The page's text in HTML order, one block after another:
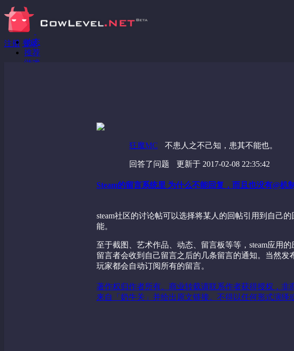
注册 登录
动态
推荐
游戏
狂魔MC 不患人之不己知，患其不能也。
回答了问题 更新于 2017-02-08 22:35:42
Steam的留言系统里 为什么不能回复，而且也没有@机
steam社区的讨论帖可以选择将某人的回帖引用到自己
能。
至于截图、艺术作品、动态、留言板等等，steam应用
留言者会收到自己留言之后的几条留言的通知。当然发
玩家都会自动订阅所有的留言。
著作权归作者所有。商业转载请联系作者获得授权，非
来自「奶牛关」并给出原文链接。不得以任何形式演绎